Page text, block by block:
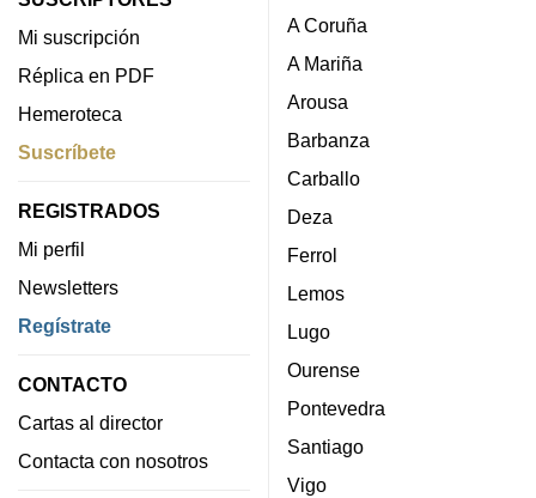
Mi suscripción
Réplica en PDF
Hemeroteca
Suscríbete
REGISTRADOS
Mi perfil
Newsletters
Regístrate
CONTACTO
Cartas al director
Contacta con nosotros
A Coruña
A Mariña
Arousa
Barbanza
Carballo
Deza
Ferrol
Lemos
Lugo
Ourense
Pontevedra
Santiago
Vigo